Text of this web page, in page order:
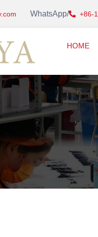
WhatsApp/ +86-
HOME